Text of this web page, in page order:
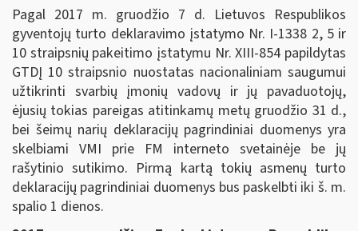
Pagal 2017 m. gruodžio 7 d. Lietuvos Respublikos
gyventojų turto deklaravimo įstatymo Nr. I-1338 2, 5 ir
10 straipsnių pakeitimo įstatymu Nr. XIII-854 papildytas
GTDĮ 10 straipsnio nuostatas nacionaliniam saugumui
užtikrinti svarbių įmonių vadovų ir jų pavaduotojų,
ėjusių tokias pareigas atitinkamų metų gruodžio 31 d.,
bei šeimų narių deklaracijų pagrindiniai duomenys yra
skelbiami VMI prie FM interneto svetainėje be jų
rašytinio sutikimo. Pirmą kartą tokių asmenų turto
deklaracijų pagrindiniai duomenys bus paskelbti iki š. m.
spalio 1 dienos.